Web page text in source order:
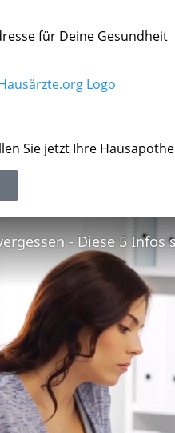
für Deine Gesundheit
Sie jetzt Ihre
- Diese 5 Infos